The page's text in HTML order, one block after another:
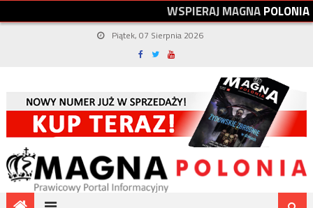
WSPIERAJMAGNAPOLONIA
Piątek, 07 Sierpnia 2026